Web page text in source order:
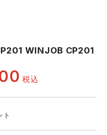
WINJOB CP201
税込
ト